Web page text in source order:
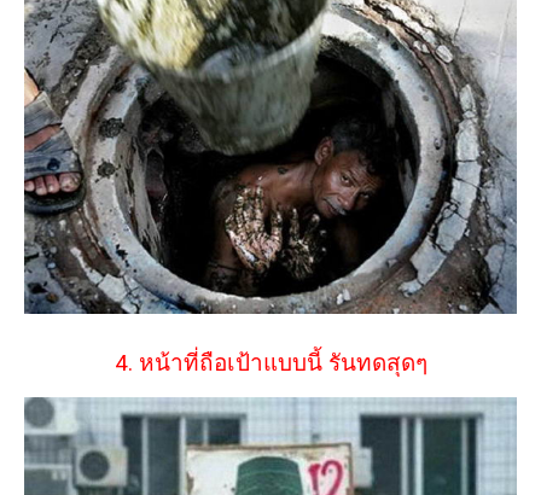
4. หน้าที่ถือเป้าแบบนี้ รันทดสุดๆ